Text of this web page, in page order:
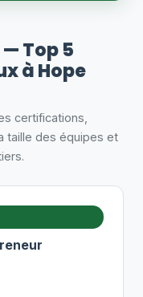
Top 5
à Hope
certifications,
taille des équipes et